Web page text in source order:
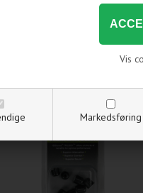
Markedsføring
Vis